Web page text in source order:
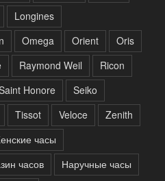
Longines
Omega Orient
Oris
Raymond Weil
Ricon
Honore
Seiko
Tissot Veloce
Zenith
часы
часов
Наручные часы